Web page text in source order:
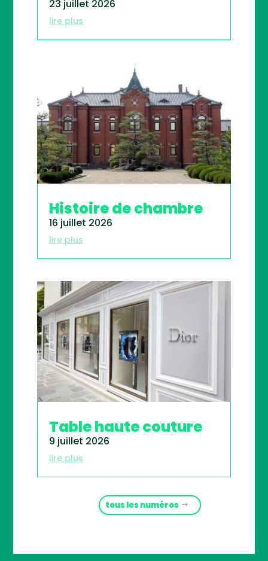
23 juillet 2026
lire plus
Histoire de chambre
16 juillet 2026
lire plus
Table haute couture
9 juillet 2026
lire plus
tous les numéros